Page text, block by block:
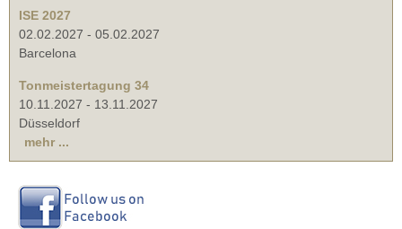
ISE 2027
02.02.2027 - 05.02.2027
Barcelona
Tonmeistertagung 34
10.11.2027 - 13.11.2027
Düsseldorf
mehr ...